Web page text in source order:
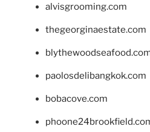
alvisgrooming.com
thegeorginaestate.com
paolosdelibangkok.com
bobacove.com